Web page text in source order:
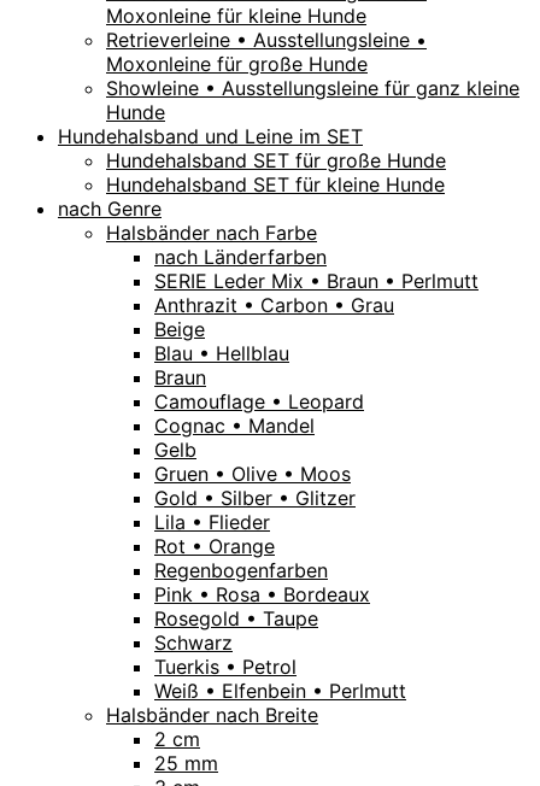
Moxonleine für kleine Hunde
Retrieverleine • Ausstellungsleine •
Moxonleine für große Hunde
Showleine • Ausstellungsleine für ganz kleine
Hunde
Hundehalsband und Leine im SET
Hundehalsband SET für große Hunde
Hundehalsband SET für kleine Hunde
nach Genre
Halsbänder nach Farbe
nach Länderfarben
SERIE Leder Mix • Braun • Perlmutt
Anthrazit • Carbon • Grau
Beige
Blau • Hellblau
Braun
Camouflage • Leopard
Cognac • Mandel
Gelb
Gruen • Olive • Moos
Gold • Silber • Glitzer
Lila • Flieder
Rot • Orange
Regenbogenfarben
Pink • Rosa • Bordeaux
Rosegold • Taupe
Schwarz
Tuerkis • Petrol
Weiß • Elfenbein • Perlmutt
Halsbänder nach Breite
2 cm
25 mm